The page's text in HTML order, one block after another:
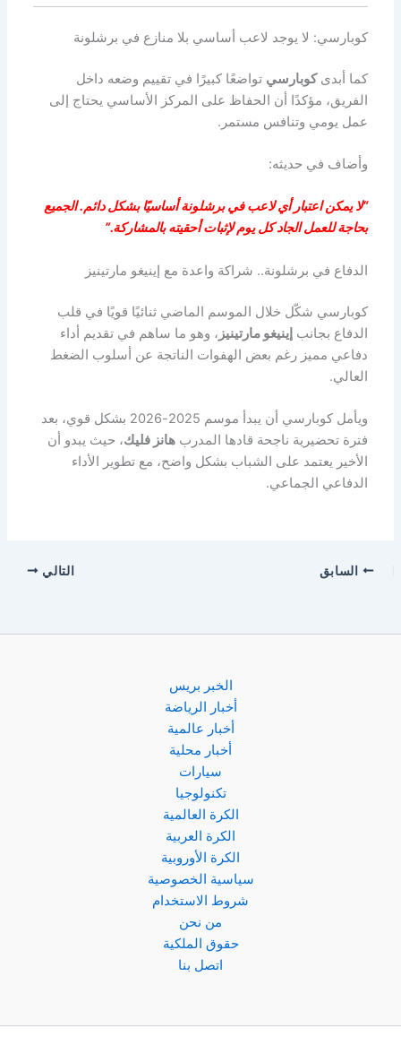
كوبارسي: لا يوجد لاعب أساسي بلا منازع في برشلونة
كما أبدىكوبارسي تواضعًا كبيرًا في تقييم وضعه داخل
الفريق، مؤكدًا أن الحفاظ على المركز الأساسي يحتاج إلى
عمل يومي وتنافس مستمر.
وأضاف في حديثه:
“لا يمكن اعتبار أي لاعب في برشلونة أساسيًا بشكل دائم. الجميع
بحاجة للعمل الجاد كل يوم لإثبات أحقيته بالمشاركة.”
الدفاع في برشلونة.. شراكة واعدة مع إينيغو مارتينيز
كوبارسي شكّل خلال الموسم الماضي ثنائيًا قويًا في قلب
الدفاع بجانبإينيغو مارتينيز ، وهو ما ساهم في تقديم أداء
دفاعي مميز رغم بعض الهفوات الناتجة عن أسلوب الضغط
العالي.
ويأمل كوبارسي أن يبدأ موسم 2025-2026 بشكل قوي، بعد
فترة تحضيرية ناجحة قادها المدربهانز فليك، حيث يبدو أن
الأخير يعتمد على الشباب بشكل واضح، مع تطوير الأداء
الدفاعي الجماعي.
السابق التالي
الخبر بريس
أخبار الرياضة
أخبار عالمية
أخبار محلية
سيارات
تكنولوجيا
الكرة العالمية
الكرة العربية
الكرة الأوروبية
سياسية الخصوصية
شروط الاستخدام
من نحن
حقوق الملكية
اتصل بنا